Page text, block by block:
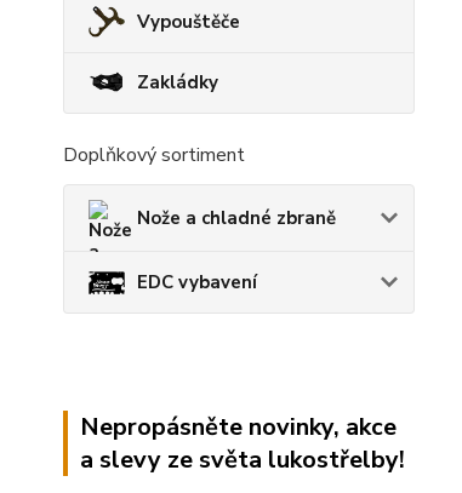
Vypouštěče
Zakládky
Doplňkový sortiment
Nože a chladné zbraně
EDC vybavení
Nepropásněte novinky, akce
a slevy ze světa lukostřelby!